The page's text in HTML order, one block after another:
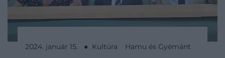
2024. január 15. ● Kultúra Hamu és Gyémánt